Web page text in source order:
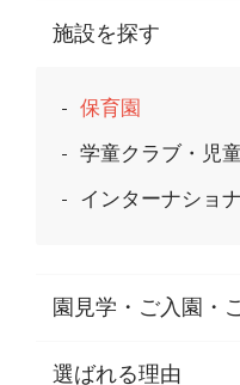
施設を探す
保育園
学童クラブ・児
インターナショ
園見学・ご入園・
選ばれる理由